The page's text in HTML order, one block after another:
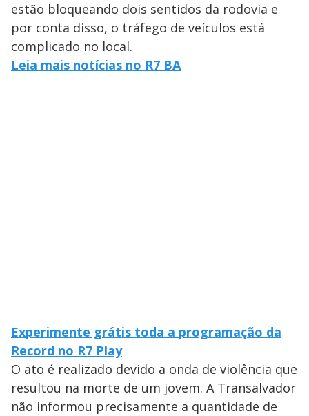
estão bloqueando dois sentidos da rodovia e
por conta disso, o tráfego de veículos está
complicado no local.
Leia mais notícias no R7 BA
Experimente grátis toda a programação da
Record no R7 Play
O ato é realizado devido a onda de violência que
resultou na morte de um jovem. A Transalvador
não informou precisamente a quantidade de